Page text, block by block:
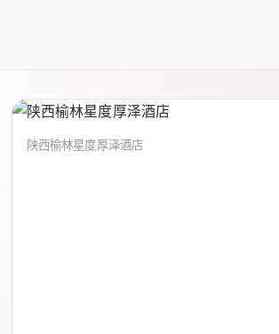
陕西榆林星度厚泽酒店